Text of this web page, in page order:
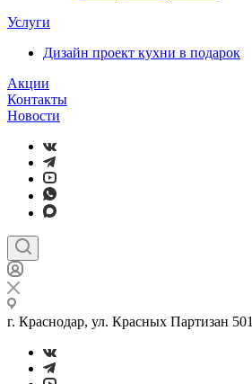
Услуги
Дизайн проект кухни в подарок
Акции
Контакты
Новости
г. Краснодар, ул. Красных Партизан 501